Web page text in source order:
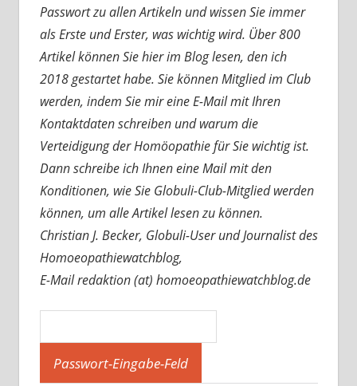
Passwort zu allen Artikeln und wissen Sie immer
als Erste und Erster, was wichtig wird. Über 800
Artikel können Sie hier im Blog lesen, den ich
2018 gestartet habe. Sie können Mitglied im Club
werden, indem Sie mir eine E-Mail mit Ihren
Kontaktdaten schreiben und warum die
Verteidigung der Homöopathie für Sie wichtig ist.
Dann schreibe ich Ihnen eine Mail mit den
Konditionen, wie Sie Globuli-Club-Mitglied werden
können, um alle Artikel lesen zu können.
Christian J. Becker, Globuli-User und Journalist des
Homoeopathiewatchblog,
E-Mail redaktion (at) homoeopathiewatchblog.de